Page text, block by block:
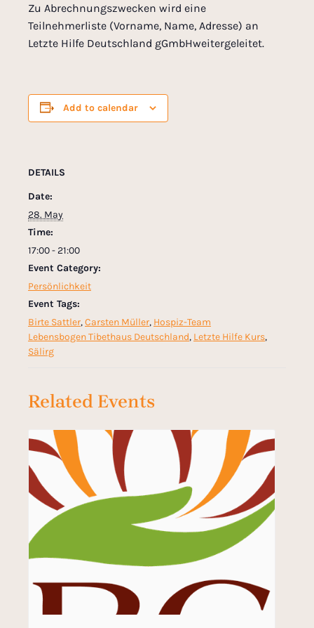
Zu Abrechnungszwecken wird eine
Teilnehmerliste (Vorname, Name, Adresse) an
Letzte Hilfe Deutschland gGmbHweitergeleitet.
Add to calendar
DETAILS
Date:
28. May
Time:
17:00 - 21:00
Event Category:
Persönlichkeit
Event Tags:
Birte Sattler,Carsten Müller, Hospiz-Team
Lebensbogen Tibethaus Deutschland, Letzte Hilfe Kurs,
Sälirg
Related Events